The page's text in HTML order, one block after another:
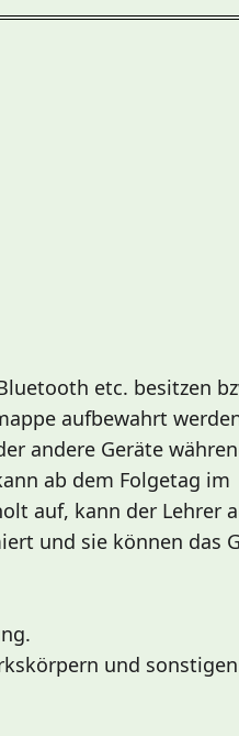
etc. besitzen
aufbewahrt
andere Geräte
ab dem Folgetag im
auf, kann der Lehrer
und sie können das
und sonstigen